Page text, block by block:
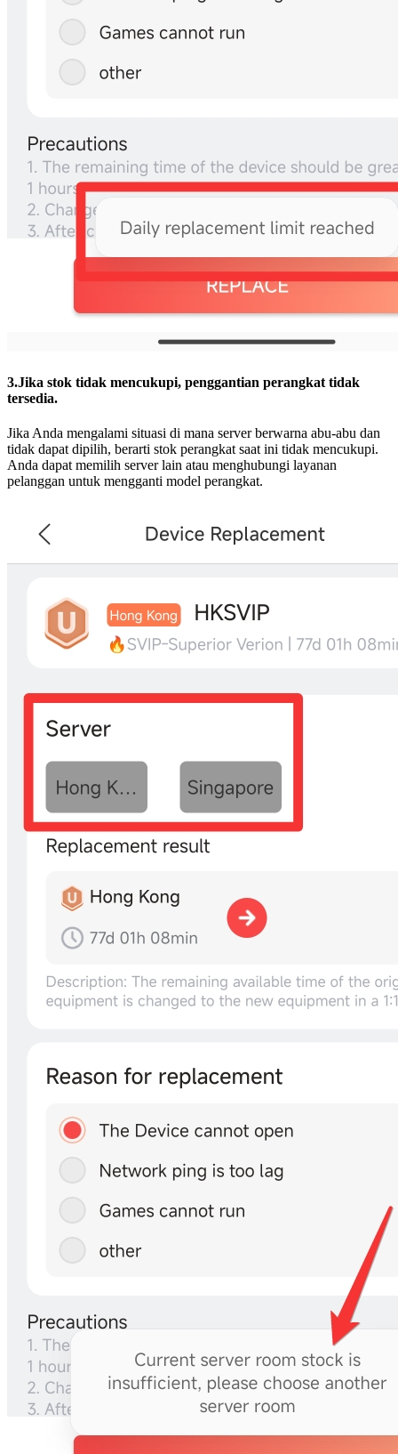
3.Jika stok tidak mencukupi, penggantian perangkat tidak
tersedia.
Jika Anda mengalami situasi di mana server berwarna abu-abu dan
tidak dapat dipilih, berarti stok perangkat saat ini tidak mencukupi.
Anda dapat memilih server lain atau menghubungi layanan
pelanggan untuk mengganti model perangkat.